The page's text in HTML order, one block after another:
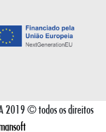
2019 © todos os direitos